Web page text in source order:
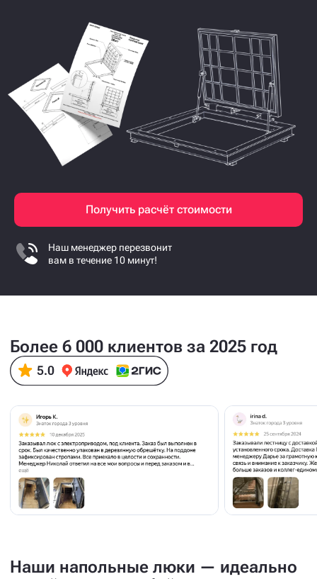
Получить расчёт стоимости
Наш менеджер перезвонит
вам в течение 10 минут!
Более 6 000 клиентов за 2025 год
Наши напольные люки — идеально